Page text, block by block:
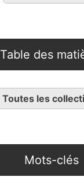
Table des
Toutes les
Mots-clés